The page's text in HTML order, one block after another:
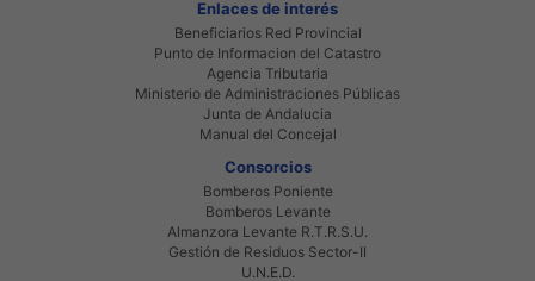
Enlaces de interés
Beneficiarios Red Provincial
Punto de Informacion del Catastro
Agencia Tributaria
Ministerio de Administraciones Públicas
Junta de Andalucia
Manual del Concejal
Consorcios
Bomberos Poniente
Bomberos Levante
Almanzora Levante R.T.R.S.U.
Gestión de Residuos Sector-II
U.N.E.D.